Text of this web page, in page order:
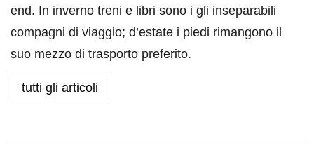
end. In inverno treni e libri sono i gli inseparabili
compagni di viaggio; d’estate i piedi rimangono il
suo mezzo di trasporto preferito.
tutti gli articoli